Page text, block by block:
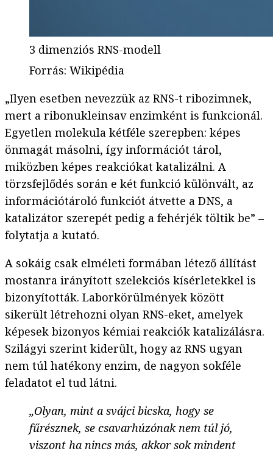
3 dimenziós RNS-modell
Forrás: Wikipédia
„Ilyen esetben nevezzük az RNS-t ribozimnek,
mert a ribonukleinsav enzimként is funkcionál.
Egyetlen molekula kétféle szerepben: képes
önmagát másolni, így információt tárol,
miközben képes reakciókat katalizálni. A
törzsfejlődés során e két funkció különvált, az
információtároló funkciót átvette a DNS, a
katalizátor szerepét pedig a fehérjék töltik be” –
folytatja a kutató.
A sokáig csak elméleti formában létező állítást
mostanra irányított szelekciós kísérletekkel is
bizonyították. Laborkörülmények között
sikerült létrehozni olyan RNS-eket, amelyek
képesek bizonyos kémiai reakciók katalizálásra.
Szilágyi szerint kiderült, hogy az RNS ugyan
nem túl hatékony enzim, de nagyon sokféle
feladatot el tud látni.
„Olyan, mint a svájci bicska, hogy se
fűrésznek, se csavarhúzónak nem túl jó,
viszont ha nincs más, akkor sok mindent